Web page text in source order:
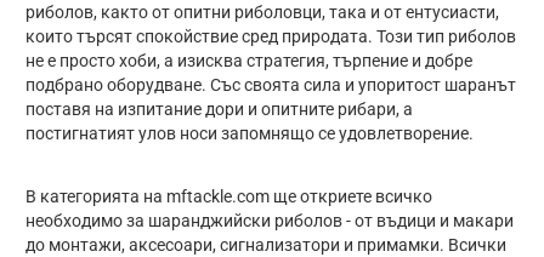
риболов, както от опитни риболовци, така и от ентусиасти,
които търсят спокойствие сред природата. Този тип риболов
не е просто хоби, а изисква стратегия, търпение и добре
подбрано оборудване. Със своята сила и упоритост шаранът
поставя на изпитание дори и опитните рибари, а
постигнатият улов носи запомнящо се удовлетворение.
В категорията на mftackle.com ще откриете всичко
необходимо за шаранджийски риболов - от въдици и макари
до монтажи, аксесоари, сигнализатори и примамки. Всички